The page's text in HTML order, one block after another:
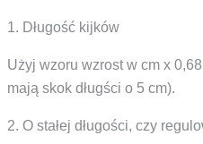
1. Długość kijków
Użyj wzoru wzrost w cm x
mają skok długści o 5 cm).
2. O stałej długości, czy